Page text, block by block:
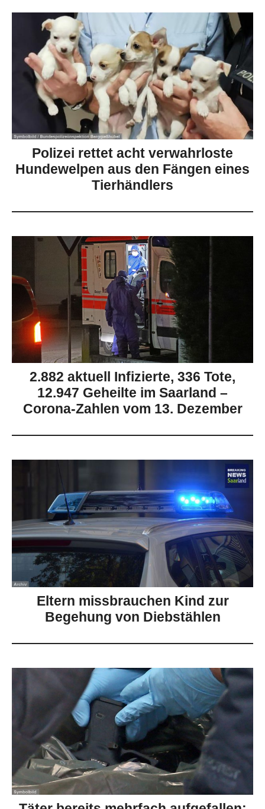
Polizei rettet acht verwahrloste
Hundewelpen aus den Fängen eines
Tierhändlers
2.882 aktuell Infizierte, 336 Tote,
12.947 Geheilte im Saarland –
Corona-Zahlen vom 13. Dezember
Eltern missbrauchen Kind zur
Begehung von Diebstählen